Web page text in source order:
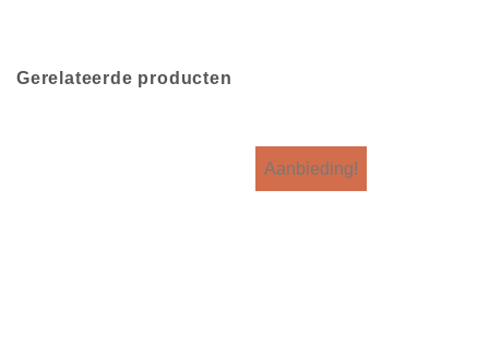
Gerelateerde producten
Aanbieding!